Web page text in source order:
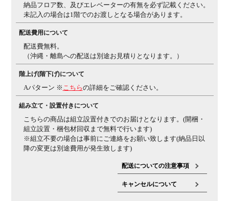
組み立て 現地組立品※お客様組み立て不要(現地にて業者が組み
立て作業を行います)
備考 グリーン購入法適合商品
納品フロア数、及びエレベーターの有無を必ず記載ください。
未記入の場合は1階でのお渡しとなる場合があります。
配送費用について
配送費無料。
（沖縄・離島への配送は別途お見積りとなります。）
階上げ(階下げ)について
Aパターン ※ こちらの詳細をご確認ください。
組み立て・設置付きについて
こちらの商品は組立設置付きでのお届けとなります。(開梱・
組立設置・梱包材回収まで無料で行います)
※組立不要の場合は事前にご連絡をお願い致します(納品日以
降の変更は別途費用が発生致します)
配送についての注意事項
キャンセルについて